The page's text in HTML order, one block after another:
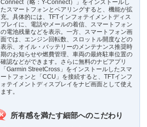
Connect（略：Y-Connect）」をインストールし
たスマートフォンとペアリングすると、機能が拡
充。具体的には、TFTインフォテイメントディス
プレイに、電話やメールの着信、スマートフォン
の電池残量などを表示。一方、スマートフォン画
面では、エンジン回転数、スロットル開度などの
表示、オイル・バッテリーのメンテナンス推奨時
期のお知らせや燃費管理、車両の最終駐車位置の
確認などができます。さらに無料のナビアプリ
「Garmin StreetCross」をインストールしたスマ
ートフォンと「CCU」を接続すると、TFTインフ
ォテイメントディスプレイをナビ画面として使え
ます。
所有感を満たす細部へのこだわり